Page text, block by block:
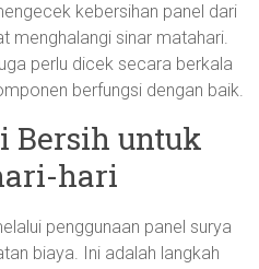
kebersihan panel dari
menghalangi sinar matahari.
perlu dicek secara berkala
berfungsi dengan baik.
Bersih untuk
hari
penggunaan panel surya
biaya. Ini adalah langkah